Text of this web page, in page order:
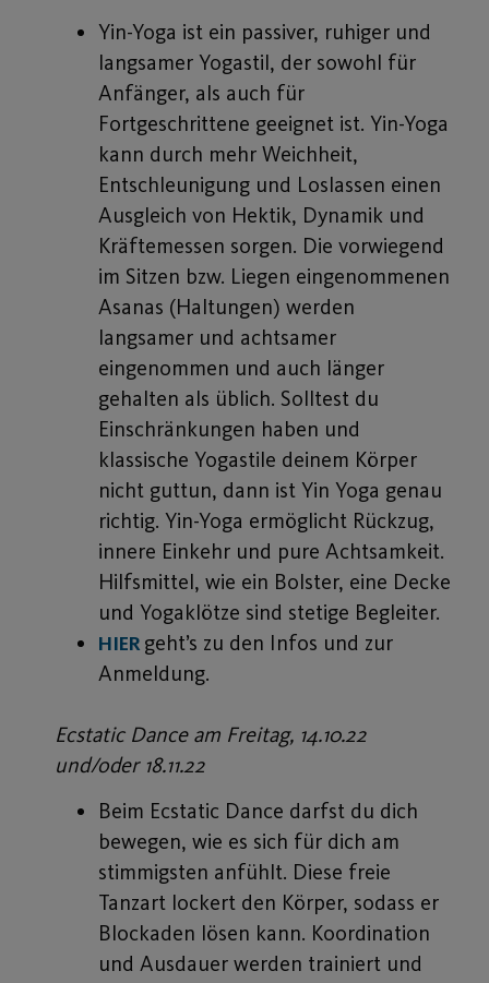
Yin-Yoga ist ein passiver, ruhiger und
langsamer Yogastil, der sowohl für
Anfänger, als auch für
Fortgeschrittene geeignet ist. Yin-Yoga
kann durch mehr Weichheit,
Entschleunigung und Loslassen einen
Ausgleich von Hektik, Dynamik und
Kräftemessen sorgen. Die vorwiegend
im Sitzen bzw. Liegen eingenommenen
Asanas (Haltungen) werden
langsamer und achtsamer
eingenommen und auch länger
gehalten als üblich. Solltest du
Einschränkungen haben und
klassische Yogastile deinem Körper
nicht guttun, dann ist Yin Yoga genau
richtig. Yin-Yoga ermöglicht Rückzug,
innere Einkehr und pure Achtsamkeit.
Hilfsmittel, wie ein Bolster, eine Decke
und Yogaklötze sind stetige Begleiter.
HIER geht’s zu den Infos und zur
Anmeldung.
Ecstatic Dance am Freitag, 14.10.22
und/oder 18.11.22
Beim Ecstatic Dance darfst du dich
bewegen, wie es sich für dich am
stimmigsten anfühlt. Diese freie
Tanzart lockert den Körper, sodass er
Blockaden lösen kann. Koordination
und Ausdauer werden trainiert und